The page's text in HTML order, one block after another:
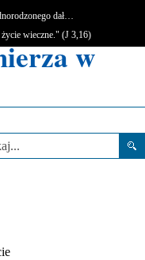
dał…
wieczne." (J 3,16)
w